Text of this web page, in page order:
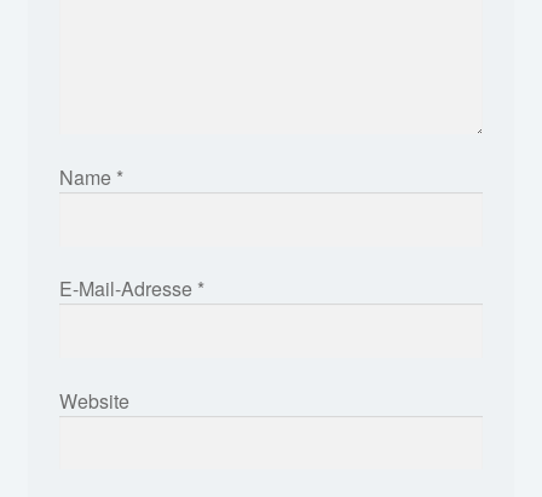
Name *
E-Mail-Adresse *
Website